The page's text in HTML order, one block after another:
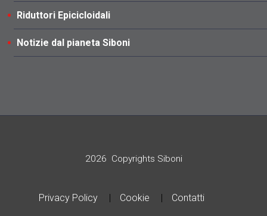
Riduttori Epicicloidali
Notizie dal pianeta Siboni
2026 Copyrights Siboni
Privacy Policy Cookie Contatti